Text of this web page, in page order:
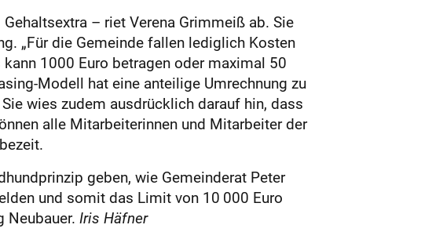
– riet Verena Grimmeiß ab. Sie
„Für die Gemeinde fallen lediglich Kosten
1000 Euro betragen oder maximal 50
Modell hat eine anteilige Umrechnung zu
wies zudem ausdrücklich darauf hin, dass
alle Mitarbeiterinnen und Mitarbeiter der
geben, wie Gemeinderat Peter
und somit das Limit von 10 000 Euro
Neubauer. Iris Häfner